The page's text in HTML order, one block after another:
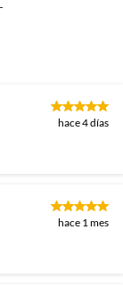
hace 4 días
hace 1 mes